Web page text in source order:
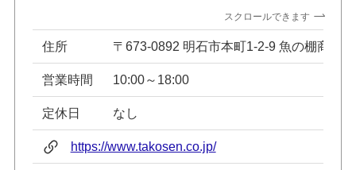
スクロールできます
住所 〒673-0892 明石市本町1-2-9 魚の棚商店
営業時間 10:00～18:00
定休日 なし
https://www.takosen.co.jp/